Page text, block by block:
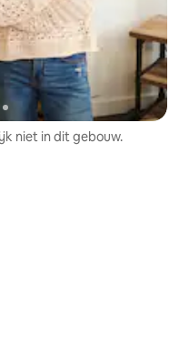
niet in dit gebouw.